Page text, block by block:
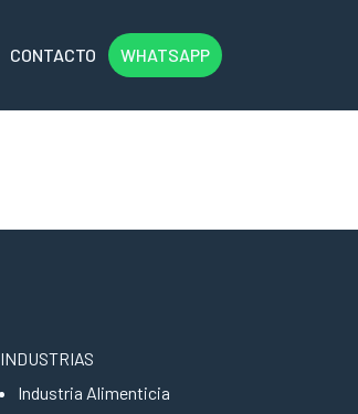
CONTACTO WHATSAPP
INDUSTRIAS
Industria Alimenticia